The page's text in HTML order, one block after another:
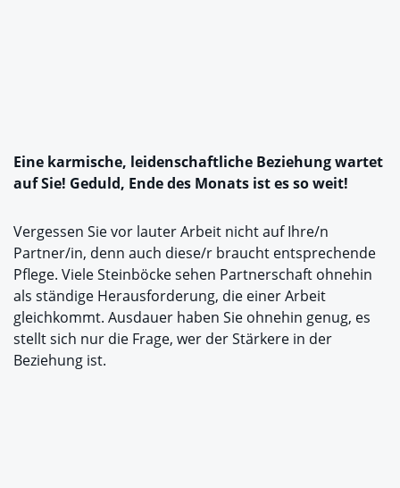
Eine karmische, leidenschaftliche Beziehung wartet
auf Sie! Geduld, Ende des Monats ist es so weit!
Vergessen Sie vor lauter Arbeit nicht auf Ihre/n
Partner/in, denn auch diese/r braucht entsprechende
Pflege. Viele Steinböcke sehen Partnerschaft ohnehin
als ständige Herausforderung, die einer Arbeit
gleichkommt. Ausdauer haben Sie ohnehin genug, es
stellt sich nur die Frage, wer der Stärkere in der
Beziehung ist.